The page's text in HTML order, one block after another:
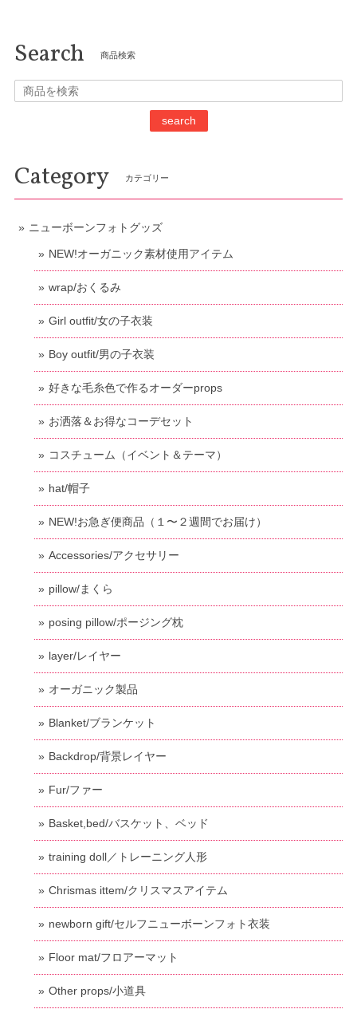
Search 商品検索
search
Category カテゴリー
ニューボーンフォトグッズ
NEW!オーガニック素材使用アイテム
wrap/おくるみ
Girl outfit/女の子衣装
Boy outfit/男の子衣装
好きな毛糸色で作るオーダーprops
お洒落＆お得なコーデセット
コスチューム（イベント＆テーマ）
hat/帽子
NEW!お急ぎ便商品（１〜２週間でお届け）
Accessories/アクセサリー
pillow/まくら
posing pillow/ポージング枕
layer/レイヤー
オーガニック製品
Blanket/ブランケット
Backdrop/背景レイヤー
Fur/ファー
Basket,bed/バスケット、ベッド
training doll／トレーニング人形
Chrismas ittem/クリスマスアイテム
newborn gift/セルフニューボーンフォト衣装
Floor mat/フロアーマット
Other props/小道具